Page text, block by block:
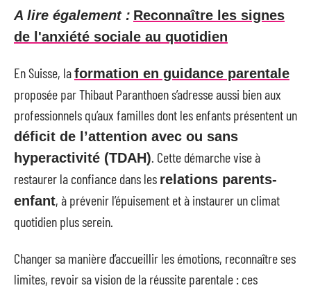
A lire également : Reconnaître les signes
de l'anxiété sociale au quotidien
En Suisse, laformation en guidance parentale
proposée par Thibaut Paranthoen s’adresse aussi bien aux
professionnels qu’aux familles dont les enfants présentent un
déficit de l’attention avec ou sans
hyperactivité (TDAH). Cette démarche vise à
restaurer la confiance dans les relations parents-
enfant, à prévenir l’épuisement et à instaurer un climat
quotidien plus serein.
Changer sa manière d’accueillir les émotions, reconnaître ses
limites, revoir sa vision de la réussite parentale : ces